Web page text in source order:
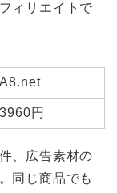
ィリエイトで
A8.net
3960円
、広告素材の
同じ商品でも